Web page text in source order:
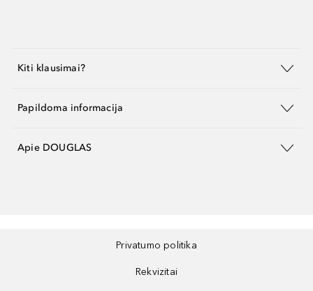
Kiti klausimai?
Papildoma informacija
Apie DOUGLAS
Privatumo politika
Rekvizitai